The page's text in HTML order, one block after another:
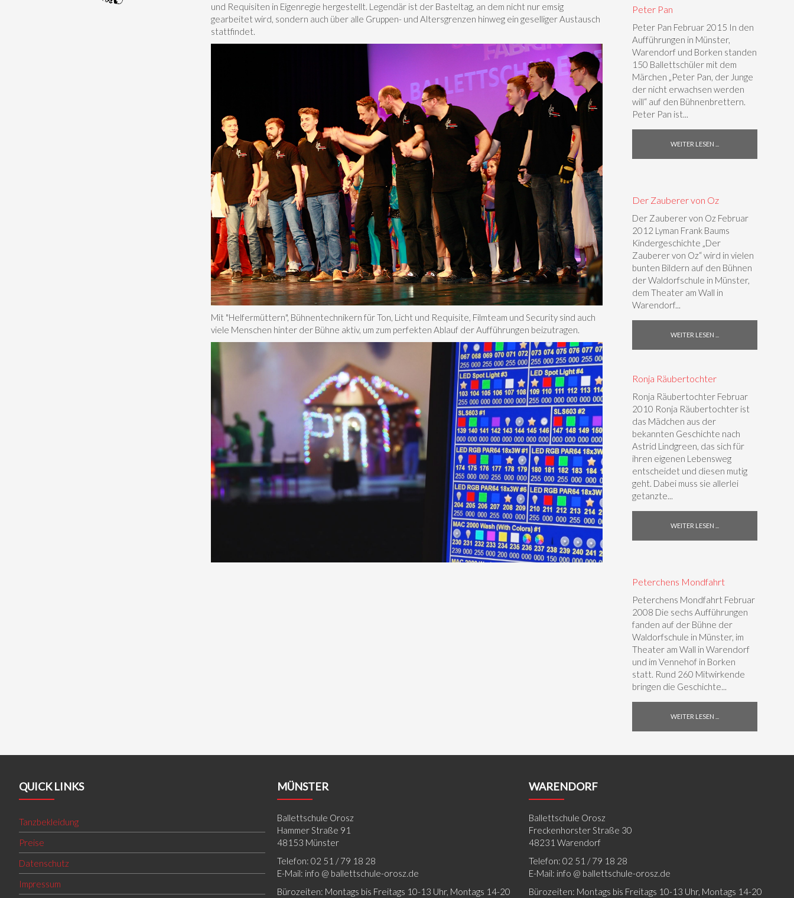
und Requisiten in Eigenregie hergestellt. Legendär ist der Basteltag, an dem nicht nur emsig
gearbeitet wird, sondern auch über alle Gruppen- und Altersgrenzen hinweg ein geselliger Austausch
stattfindet.
Mit "Helfermüttern", Bühnentechnikern für Ton, Licht und Requisite, Filmteam und Security sind auch
viele Menschen hinter der Bühne aktiv, um zum perfekten Ablauf der Aufführungen beizutragen.
Peter Pan
Peter Pan Februar 2015 In den
Aufführungen in Münster,
Warendorf und Borken standen
150 Ballettschüler mit dem
Märchen „Peter Pan, der Junge
der nicht erwachsen werden
will“ auf den Bühnenbrettern.
Peter Pan ist...
WEITER LESEN ...
Der Zauberer von Oz
Der Zauberer von Oz Februar
2012 Lyman Frank Baums
Kindergeschichte „Der
Zauberer von Oz“ wird in vielen
bunten Bildern auf den Bühnen
der Waldorfschule in Münster,
dem Theater am Wall in
Warendorf...
WEITER LESEN ...
Ronja Räubertochter
Ronja Räubertochter Februar
2010 Ronja Räubertochter ist
das Mädchen aus der
bekannten Geschichte nach
Astrid Lindgreen, das sich für
ihren eigenen Lebensweg
entscheidet und diesen mutig
geht. Dabei muss sie allerlei
getanzte...
WEITER LESEN ...
Peterchens Mondfahrt
Peterchens Mondfahrt Februar
2008 Die sechs Aufführungen
fanden auf der Bühne der
Waldorfschule in Münster, im
Theater am Wall in Warendorf
und im Vennehof in Borken
statt. Rund 260 Mitwirkende
bringen die Geschichte...
WEITER LESEN ...
QUICK LINKS
Tanzbekleidung
Preise
Datenschutz
Impressum
MÜNSTER
Ballettschule Orosz
Hammer Straße 91
48153 Münster
Telefon: 02 51 / 79 18 28
E-Mail: info @ ballettschule-orosz.de
Bürozeiten: Montags bis Freitags 10-13 Uhr, Montags 14-20
WARENDORF
Ballettschule Orosz
Freckenhorster Straße 30
48231 Warendorf
Telefon: 02 51 / 79 18 28
E-Mail: info @ ballettschule-orosz.de
Bürozeiten: Montags bis Freitags 10-13 Uhr, Montags 14-20